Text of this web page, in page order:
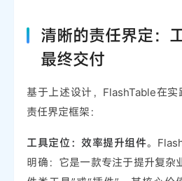
清晰的责任界定：
最终交付
基于上述设计，FlashTable在
责任界定框架：
工具定位：效率提升组件。
明确：它是一款专注于提升复杂